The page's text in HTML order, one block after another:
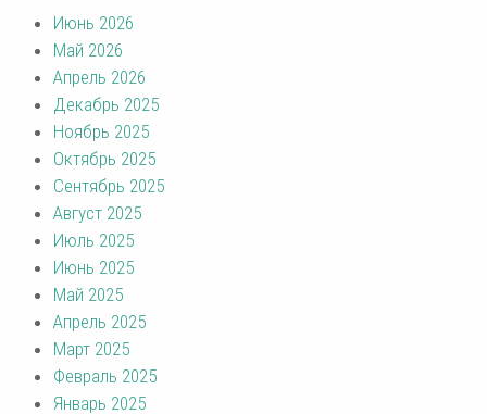
Июнь 2026
Май 2026
Апрель 2026
Декабрь 2025
Ноябрь 2025
Октябрь 2025
Сентябрь 2025
Август 2025
Июль 2025
Июнь 2025
Май 2025
Апрель 2025
Март 2025
Февраль 2025
Январь 2025